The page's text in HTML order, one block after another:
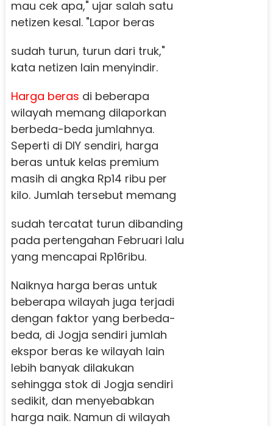
mau cek apa," ujar salah satu
netizen kesal."Lapor beras
sudah turun, turun dari truk,"
kata netizen lain menyindir.
Harga beras di beberapa
wilayah memang dilaporkan
berbeda-beda jumlahnya.
Seperti di DIY sendiri, harga
beras untuk kelas premium
masih di angka Rp14 ribu per
kilo.Jumlah tersebut memang
sudah tercatat turun dibanding
pada pertengahan Februari lalu
yang mencapai Rp16ribu.
Naiknya harga beras untuk
beberapa wilayah juga terjadi
dengan faktor yang berbeda-
beda, di Jogja sendiri jumlah
ekspor beras ke wilayah lain
lebih banyak dilakukan
sehingga stok di Jogja sendiri
sedikit, dan menyebabkan
harga naik.Namun di wilayah